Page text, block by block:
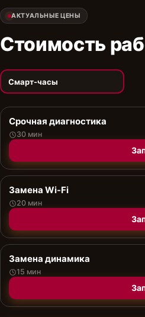
АКТУАЛЬНЫЕ ЦЕНЫ
Стоимость
Смарт-часы
Срочная диагностика
30 мин
Замена Wi-Fi
20 мин
Замена динамика
15 мин